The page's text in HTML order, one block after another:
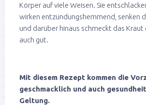
Körper auf viele Weisen. Sie
wirken entzündungshemmend, senken
und darüber hinaus schmeckt das
auch gut.
Mit diesem Rezept kommen die
geschmacklich und auch
Geltung.